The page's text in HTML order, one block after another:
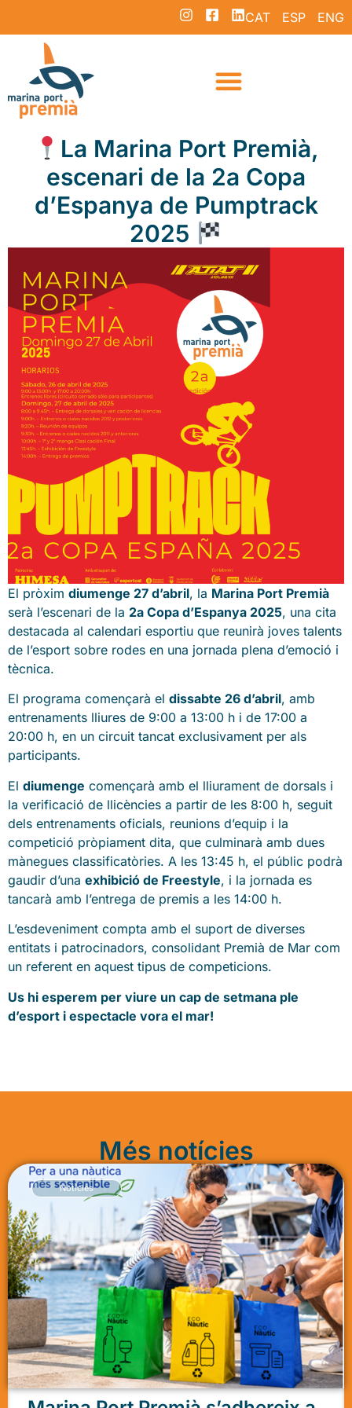
CAT ESP ENG
La Marina Port Premià,
escenari de la 2a Copa
d’Espanya de Pumptrack
2025
El pròxim diumenge 27 d’abril, la Marina Port Premià
serà l’escenari de la 2a Copa d’Espanya 2025, una cita
destacada al calendari esportiu que reunirà joves talents
de l’esport sobre rodes en una jornada plena d’emoció i
tècnica.
El programa començarà el dissabte 26 d’abril, amb
entrenaments lliures de 9:00 a 13:00 h i de 17:00 a
20:00 h, en un circuit tancat exclusivament per als
participants.
El diumenge començarà amb el lliurament de dorsals i
la verificació de llicències a partir de les 8:00 h, seguit
dels entrenaments oficials, reunions d’equip i la
competició pròpiament dita, que culminarà amb dues
mànegues classificatòries. A les 13:45 h, el públic podrà
gaudir d’una exhibició de Freestyle, i la jornada es
tancarà amb l’entrega de premis a les 14:00 h.
L’esdeveniment compta amb el suport de diverses
entitats i patrocinadors, consolidant Premià de Mar com
un referent en aquest tipus de competicions.
Us hi esperem per viure un cap de setmana ple
d’esport i espectacle vora el mar!
Més notícies
Notícies